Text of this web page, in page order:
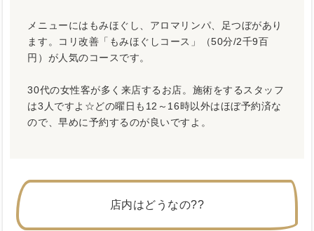
メニューにはもみほぐし、アロマリンパ、足つぼがあり
ます。コリ改善「もみほぐしコース」（50分/2千9百
円）が人気のコースです。
30代の女性客が多く来店するお店。施術をするスタッフ
は3人ですよ☆どの曜日も12～16時以外はほぼ予約済な
ので、早めに予約するのが良いですよ。
店内はどうなの??